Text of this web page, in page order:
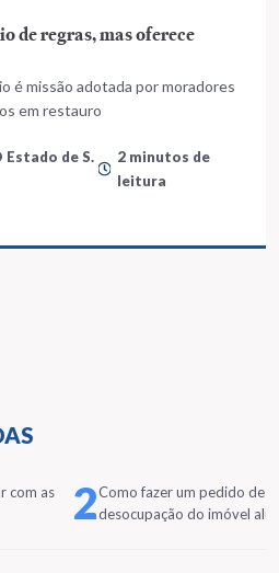
com as
2Como fazer um pedido de
desocupação do imóvel
de regras, mas oferece
é missão adotada por moradores
em restauro
Estado de S.
2 minutos de
leitura